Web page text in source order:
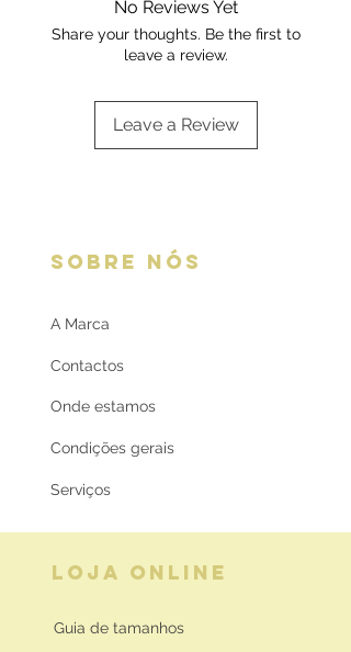
No Reviews Yet
Share your thoughts. Be the first to
leave a review.
Leave a Review
SOBRE NÓS
A Marca
Contactos
Onde estamos
Condições gerais
Serviços
LOJA ONLINE
Guia de tamanhos